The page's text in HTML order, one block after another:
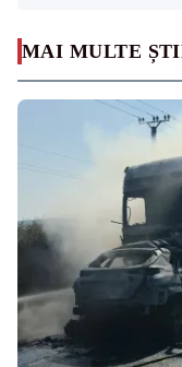
MAI MULTE